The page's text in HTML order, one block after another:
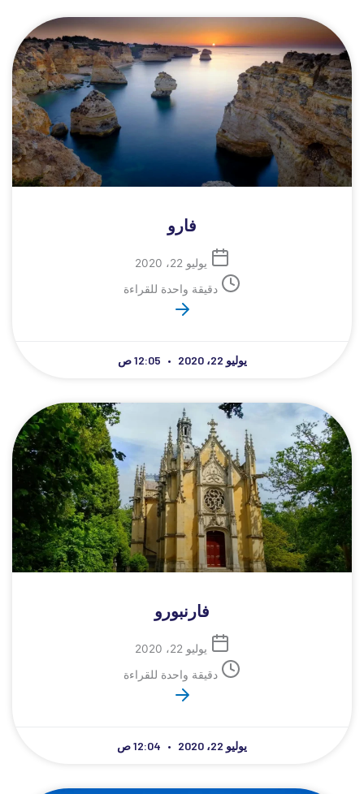
فارو
يوليو 22، 2020
دقيقة واحدة للقراءة
يوليو 22، 2020
فارنبورو
يوليو 22، 2020
دقيقة واحدة للقراءة
يوليو 22، 2020